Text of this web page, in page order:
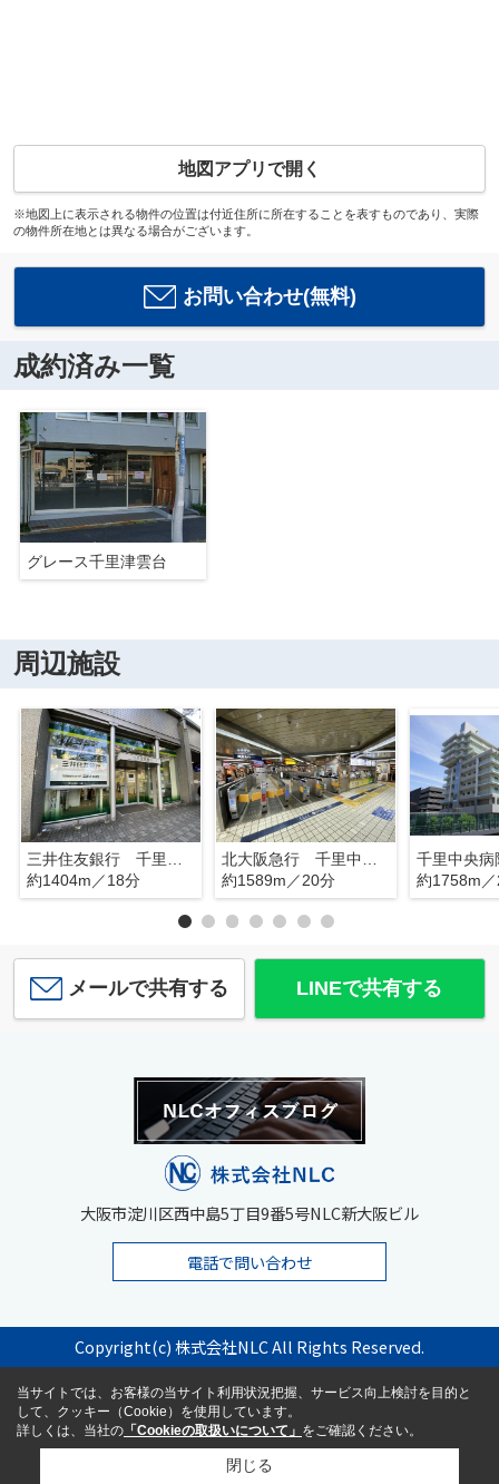
地図アプリで開く
※地図上に表示される物件の位置は付近住所に所在することを表すものであり、実際
の物件所在地とは異なる場合がございます。
お問い合わせ(無料)
成約済み一覧
グレース千里津雲台
周辺施設
三井住友銀行 千里中央支店
約1404m／18分
北大阪急行 千里中央駅
約1589m／20分
千里中央病
約1758m
メールで共有する LINEで共有する
大阪市淀川区西中島5丁目9番5号NLC新大阪ビル
電話で問い合わせ
Copyright(c) 株式会社NLC All Rights Reserved.
当サイトでは、お客様の当サイト利用状況把握、サービス向上検討を目的と
して、クッキー（Cookie）を使用しています。
詳しくは、当社の 「Cookieの取扱いについて」 をご確認ください。
閉じる